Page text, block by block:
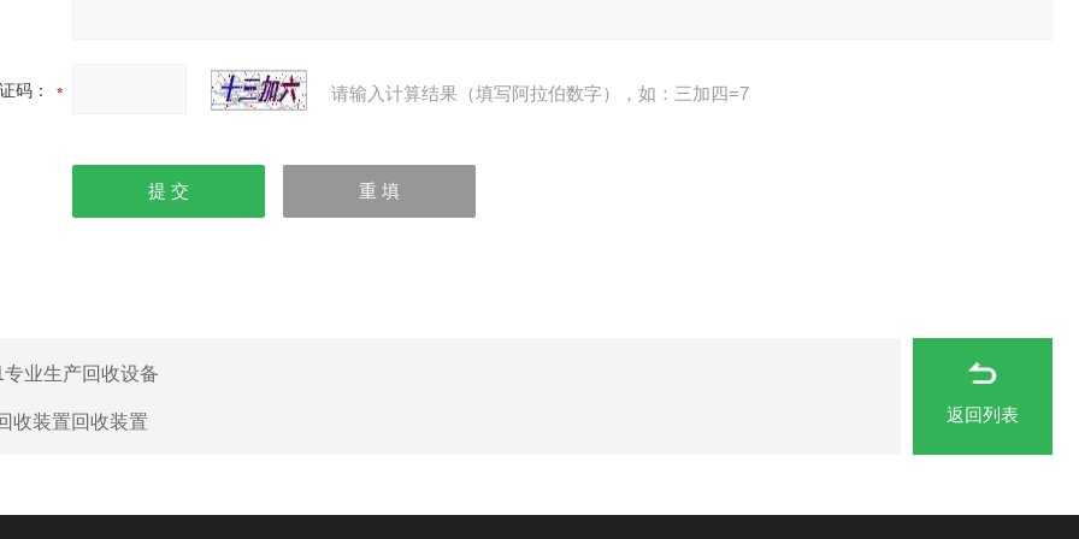
码： 请输入计算结果（填写阿拉伯数字），如：三加四=7
专业生产回收设备
收装置回收装置 返回列表